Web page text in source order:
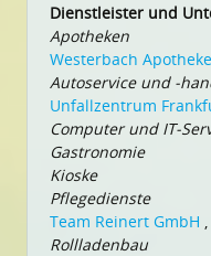
Dienstleister und
Apotheken
Westerbach Apotheke
Autoservice und -
Unfallzentrum
Computer und IT-
Gastronomie
Kioske
Pflegedienste
Team Reinert GmbH
Rollladenbau